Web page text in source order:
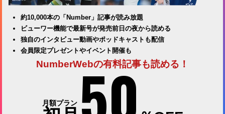
約10,000本の「Number」記事が読み放題
ビューワー機能で最新号が発売前日の夜から読める
独自のインタビュー動画やポッドキャストも配信
会員限定プレゼントやイベント開催も
NumberWebの有料記事も読める！
月額プラン 50